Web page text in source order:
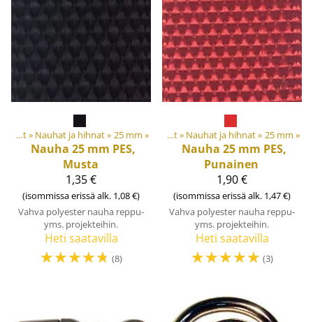
Nauhat ja kanttinauhat‪» Nauhat ja hihnat‪» 25 mm ‪»
Nauha 25 mm PES,
Musta
1,35 €
(isommissa erissä alk. 1,08 €)
Vahva polyester nauha reppu-
yms. projekteihin.
Heti saatavilla
☆☆☆☆☆ (8)
ja tarvikkeet‪» Nauhat ja kanttinauhat‪» Nauhat ja hihnat‪» 25 mm ‪»
Nauha 25 mm PES,
Punainen
1,90 €
(isommissa erissä alk. 1,47 €)
Vahva polyester nauha reppu-
yms. projekteihin.
Heti saatavilla
☆☆☆☆☆ (3)